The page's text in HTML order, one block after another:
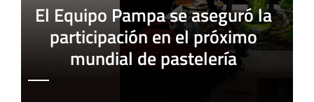
El Equipo Pampa se aseguró la
participación en el próximo
mundial de pastelería